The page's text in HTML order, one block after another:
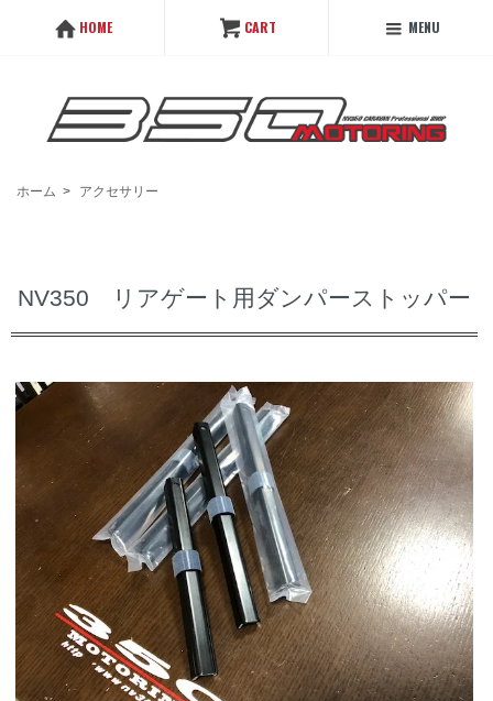
HOME CART MENU
ホーム > アクセサリー
NV350 リアゲート用ダンパーストッパー